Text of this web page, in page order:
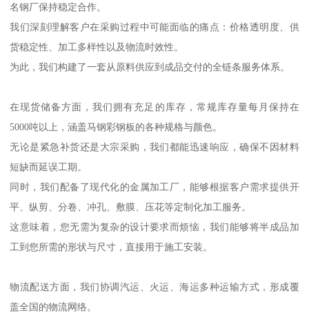
名钢厂保持稳定合作。
我们深刻理解客户在采购过程中可能面临的痛点：价格透明度、供
货稳定性、加工多样性以及物流时效性。
为此，我们构建了一套从原料供应到成品交付的全链条服务体系。
在现货储备方面，我们拥有充足的库存，常规库存量每月保持在
5000吨以上，涵盖马钢彩钢板的各种规格与颜色。
无论是紧急补货还是大宗采购，我们都能迅速响应，确保不因材料
短缺而延误工期。
同时，我们配备了现代化的金属加工厂，能够根据客户需求提供开
平、纵剪、分卷、冲孔、敷膜、压花等定制化加工服务。
这意味着，您无需为复杂的设计要求而烦恼，我们能够将半成品加
工到您所需的形状与尺寸，直接用于施工安装。
物流配送方面，我们协调汽运、火运、海运多种运输方式，形成覆
盖全国的物流网络。